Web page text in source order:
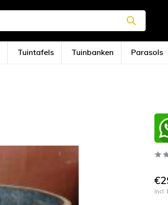
Tuintafels Tuinbanken Parasols
Incl.